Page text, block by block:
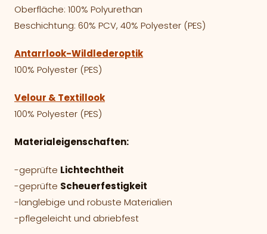
Oberfläche: 100% Polyurethan
Beschichtung: 60% PCV, 40% Polyester (PES)
Antarrlook-Wildlederoptik
100% Polyester (PES)
Velour & Textillook
100% Polyester (PES)
Materialeigenschaften:
-geprüfte Lichtechtheit
-geprüfte Scheuerfestigkeit
-langlebige und robuste Materialien
-pflegeleicht und abriebfest